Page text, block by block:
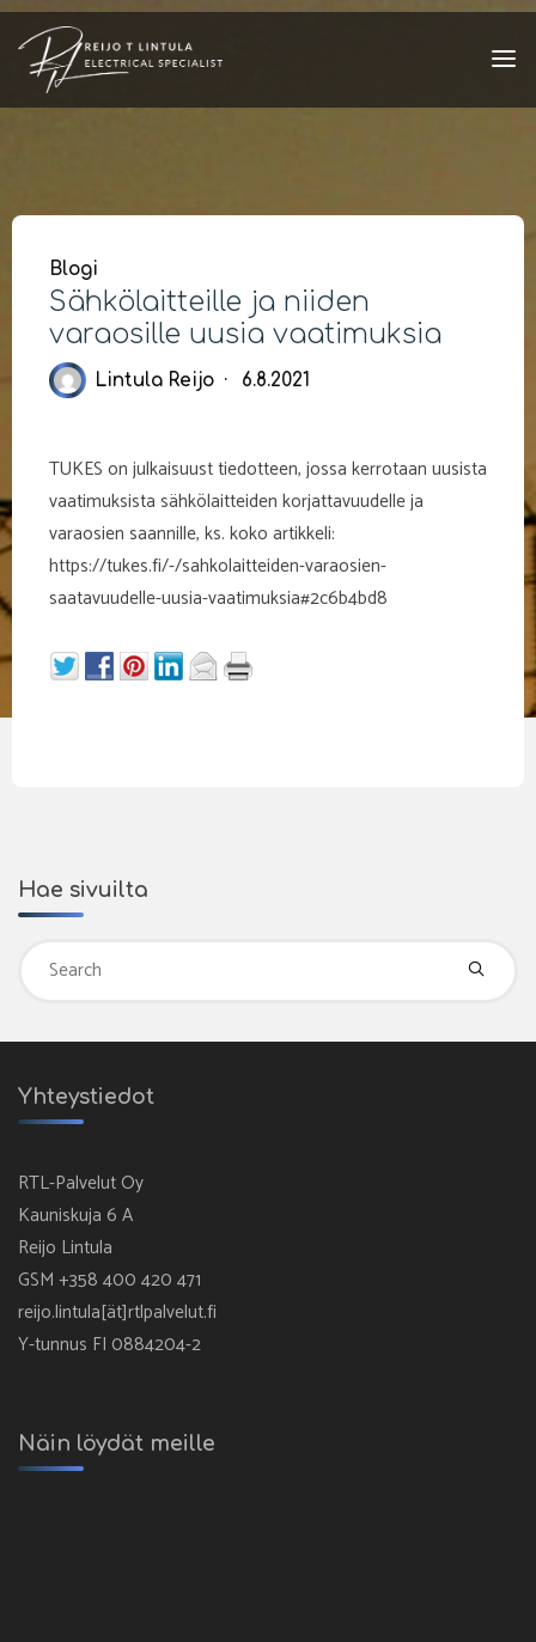
Skip
content
Blogi
Sähkölaitteille ja niiden
varaosille uusia vaatimuksia
Lintula Reijo 6.8.2021
TUKES on julkaisuust tiedotteen, jossa kerrotaan uusista
vaatimuksista sähkölaitteiden korjattavuudelle ja
varaosien saannille, ks. koko artikkeli:
https://tukes.fi/-/sahkolaitteiden-varaosien-
saatavuudelle-uusia-vaatimuksia#2c6b4bd8
Hae sivuilta
Yhteystiedot
RTL-Palvelut Oy
Kauniskuja 6 A
Reijo Lintula
GSM +358 400 420 471
reijo.lintula[ät]rtlpalvelut.fi
Y-tunnus FI 0884204-2
Näin löydät meille